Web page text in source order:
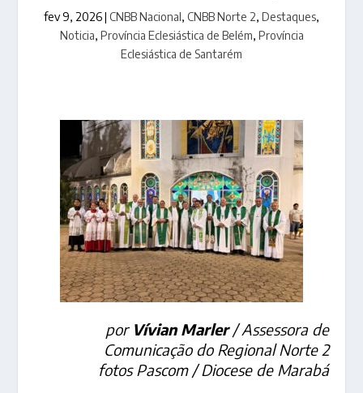
fev 9, 2026| CNBB Nacional, CNBB Norte 2, Destaques,
Noticia, Província Eclesiástica de Belém, Província
Eclesiástica de Santarém
por Vívian Marler/ Assessora de
Comunicação do Regional Norte 2
fotos Pascom / Diocese de Marabá